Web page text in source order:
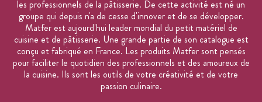
Fabriqué en France
les professionnels de la pâtisserie. De cette activité est né un
groupe qui depuis n'a de cesse d'innover et de se développer.
Matfer est aujourd'hui leader mondial du petit matériel de
cuisine et de pâtisserie. Une grande partie de son catalogue est
conçu et fabriqué en France. Les produits Matfer sont pensés
pour faciliter le quotidien des professionnels et des amoureux de
la cuisine. Ils sont les outils de votre créativité et de votre
passion culinaire.